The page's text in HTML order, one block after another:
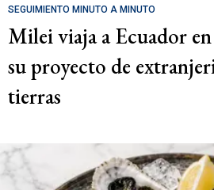
SEGUIMIENTO MINUTO A MINUTO
Milei viaja a Ecuador
su proyecto de
tierras